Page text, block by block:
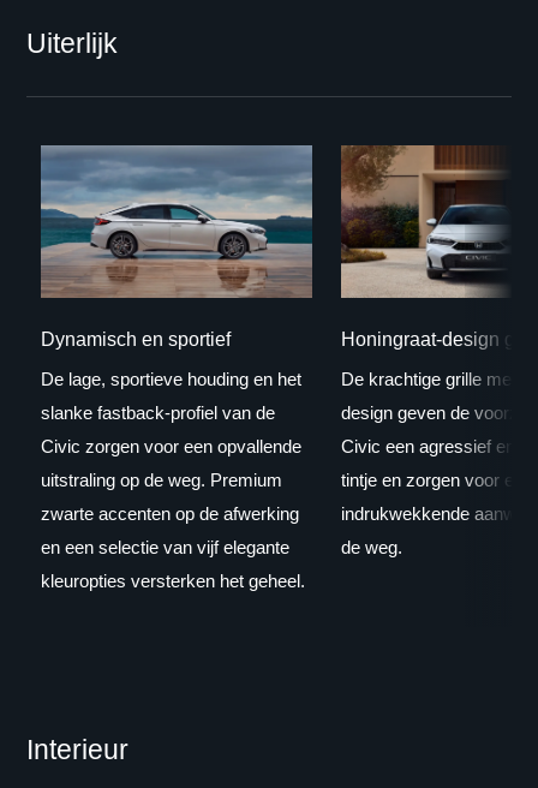
Uiterlijk
Dynamisch en sportief
De lage, sportieve houding en het
slanke fastback-profiel van de
Civic zorgen voor een opvallende
uitstraling op de weg. Premium
zwarte accenten op de afwerking
en een selectie van vijf elegante
kleuropties versterken het geheel.
Honingraat-design
De krachtige grille met
design geven de
Civic een agressief en
tintje en zorgen voor een
indrukwekkende
de weg.
Interieur